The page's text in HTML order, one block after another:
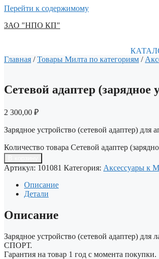
Перейти к содержимому
ЗАО "НПО КП"
Главная /Товары Милта по категориям /
Сетевой адаптер (зарядное
2 300,00 ₽
Зарядное устройство (сетевой
Количество товара Сетевой адаптер
Артикул: 101081 Категория: Аксессуары к
Описание
Детали
Описание
Зарядное устройство (сетевой
СПОРТ.
Гарантия на товар 1 год с момента покупки.